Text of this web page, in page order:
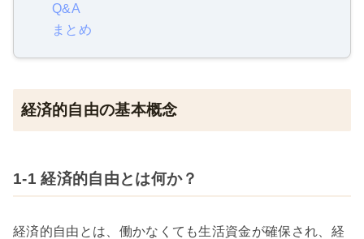
Q&A
まとめ
経済的自由の基本概念
1-1 経済的自由とは何か？
経済的自由とは、働かなくても生活資金が確保され、経